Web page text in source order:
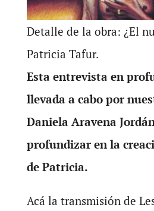
Detalle de la obra: ¿El
Patricia Tafur.
Esta entrevista en
llevada a cabo por
Daniela Aravena
profundizar en la
de Patricia.
Acá la transmisión de